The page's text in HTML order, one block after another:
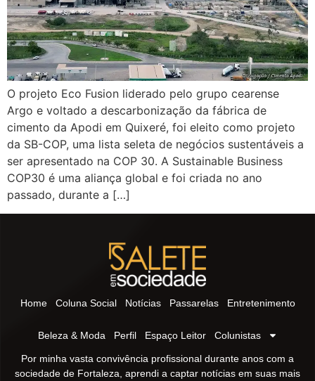
O projeto Eco Fusion liderado pelo grupo cearense
Argo e voltado a descarbonização da fábrica de
cimento da Apodi em Quixeré, foi eleito como projeto
da SB-COP, uma lista seleta de negócios sustentáveis a
ser apresentado na COP 30. A Sustainable Business
COP30 é uma aliança global e foi criada no ano
passado, durante a […]
Home Coluna Social Notícias Passarelas Entretenimento
Beleza & Moda Perfil Espaço Leitor Colunistas
Por minha vasta convivência profissional durante anos com a
sociedade de Fortaleza, aprendi a captar notícias em suas mais